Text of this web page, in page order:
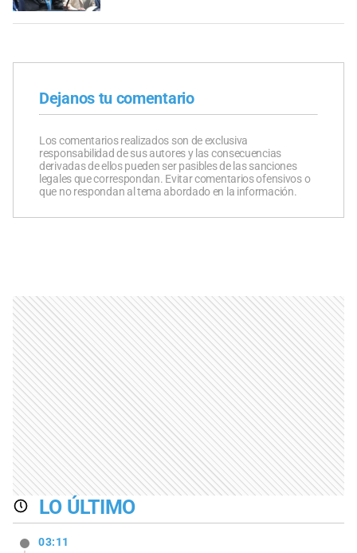
Dejanos tu comentario
Los comentarios realizados son de exclusiva
responsabilidad de sus autores y las consecuencias
derivadas de ellos pueden ser pasibles de las sanciones
legales que correspondan. Evitar comentarios ofensivos o
que no respondan al tema abordado en la información.
LO ÚLTIMO
03:11